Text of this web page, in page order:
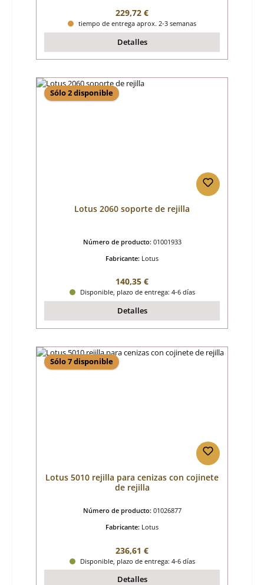
Precio normal:
229,72 €
tiempo de entrega aprox. 2-3 semanas
Detalles
Sólo 2 disponible
Lotus 2060 soporte de rejilla
Número de producto: 01001933
Fabricante: Lotus
Precio normal:
140,35 €
Disponible, plazo de entrega: 4-6 días
Detalles
Sólo 7 disponible
Lotus 5010 rejilla para cenizas con cojinete
de rejilla
Número de producto: 01026877
Fabricante: Lotus
Precio normal:
236,61 €
Disponible, plazo de entrega: 4-6 días
Detalles